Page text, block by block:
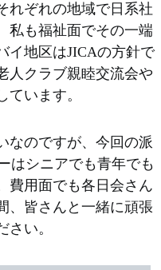
れぞれの地域で日系社
私も福祉面でその一端
イ地区はJICAの方針で
人クラブ親睦交流会や
います。
なのですが、今回の派
はシニアでも青年でも
費用面でも各日会さん
、皆さんと一緒に頑張
い。